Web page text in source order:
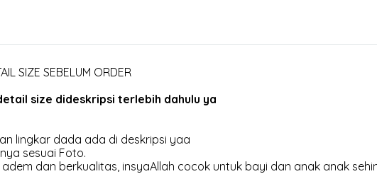
SIZE SEBELUM ORDER
size dideskripsi terlebih dahulu ya
lingkar dada ada di deskripsi yaa
sesuai Foto.
dan berkualitas, insyaAllah cocok untuk bayi dan anak anak